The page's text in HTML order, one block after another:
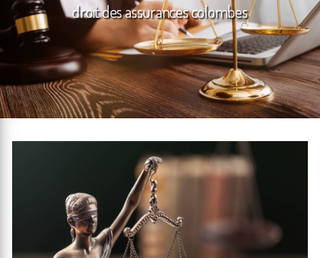
droit des assurances colombes